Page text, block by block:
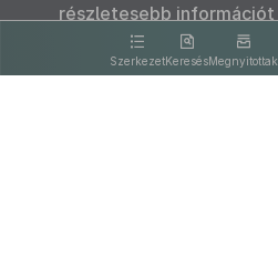
SzerkezetKeresésMegnyitottak
részletesebb információt
kattintva olvashat.